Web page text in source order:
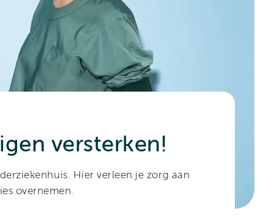
versterken!
Hier verleen je zorg aan
overnemen.